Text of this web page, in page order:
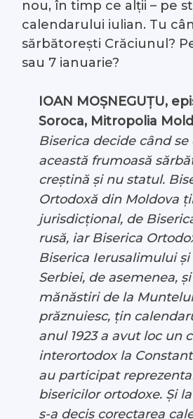
Despre noi
Contacte
nou, în timp ce alții – pe
calendarului iulian. Tu
sărbătorești Crăciunul?
sau 7 ianuarie?
IOAN MOȘNEGUȚU,
Soroca, Mitropolia
Biserica decide când se
această frumoasă
creștină și nu statul.
Ortodoxă din Moldova
jurisdicțional, de
rusă, iar Biserica
Biserica Ierusalimului și
Serbiei, de asemenea,
mănăstiri de la
prăznuiesc, țin
anul 1923 a avut loc un
interortodox la
au participat
bisericilor ortodoxe. Și
s-a decis corectarea